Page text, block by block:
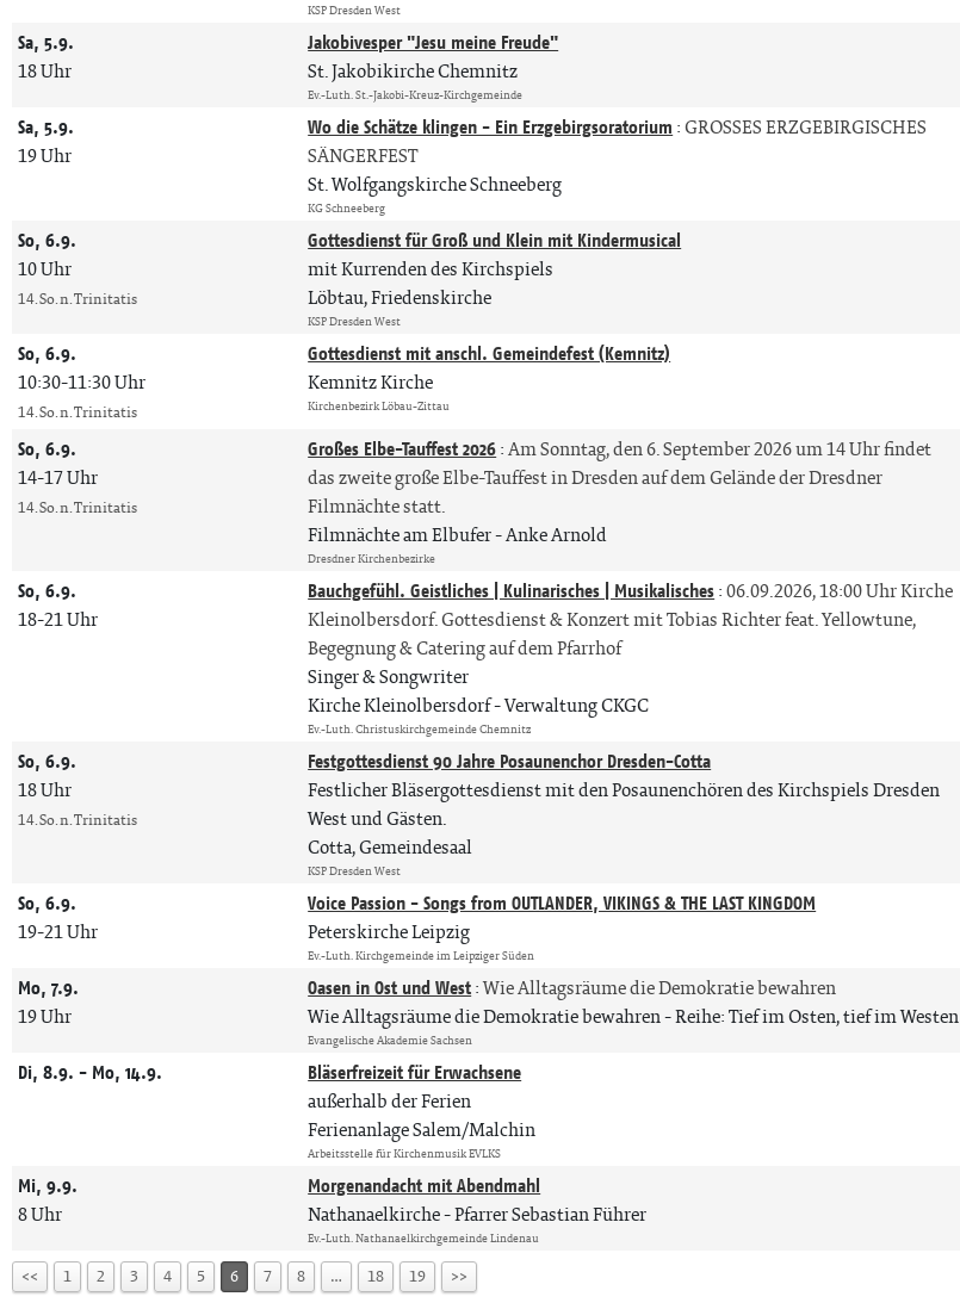
KSP Dresden West
Sa, 5.9.
18 Uhr
Jakobivesper "Jesu meine Freude"
St. Jakobikirche Chemnitz
Ev.-Luth. St.-Jakobi-Kreuz-Kirchgemeinde
Sa, 5.9.
19 Uhr
Wo die Schätze klingen - Ein Erzgebirgsoratorium :GROSSES ERZGEBIRGISCHES
SÄNGERFEST
St. Wolfgangskirche Schneeberg
KG Schneeberg
So, 6.9.
10 Uhr
14. So. n. Trinitatis
Gottesdienst für Groß und Klein mit Kindermusical
mit Kurrenden des Kirchspiels
Löbtau, Friedenskirche
KSP Dresden West
So, 6.9.
10:30-11:30 Uhr
14. So. n. Trinitatis
Gottesdienst mit anschl. Gemeindefest (Kemnitz)
Kemnitz Kirche
Kirchenbezirk Löbau-Zittau
So, 6.9.
14-17 Uhr
14. So. n. Trinitatis
Großes Elbe-Tauffest 2026:Am Sonntag, den 6. September 2026 um 14 Uhr findet
das zweite große Elbe-Tauffest in Dresden auf dem Gelände der Dresdner
Filmnächte statt.
Filmnächte am Elbufer Anke Arnold
Dresdner Kirchenbezirke
So, 6.9.
18-21 Uhr
Bauchgefühl. Geistliches | Kulinarisches | Musikalisches:06.09.2026, 18:00 Uhr Kirche
Kleinolbersdorf. Gottesdienst & Konzert mit Tobias Richter feat. Yellowtune,
Begegnung & Catering auf dem Pfarrhof
Singer & Songwriter
Kirche Kleinolbersdorf Verwaltung CKGC
Ev.-Luth. Christuskirchgemeinde Chemnitz
So, 6.9.
18 Uhr
14. So. n. Trinitatis
Festgottesdienst 90 Jahre Posaunenchor Dresden-Cotta
Festlicher Bläsergottesdienst mit den Posaunenchören des Kirchspiels Dresden
West und Gästen.
Cotta, Gemeindesaal
KSP Dresden West
So, 6.9.
19-21 Uhr
Voice Passion - Songs from OUTLANDER, VIKINGS & THE LAST KINGDOM
Peterskirche Leipzig
Ev.-Luth. Kirchgemeinde im Leipziger Süden
Mo, 7.9.
19 Uhr
Oasen in Ost und West:Wie Alltagsräume die Demokratie bewahren
Wie Alltagsräume die Demokratie bewahren - Reihe: Tief im Osten, tief im Westen
Evangelische Akademie Sachsen
Di, 8.9. - Mo, 14.9.
Bläserfreizeit für Erwachsene
außerhalb der Ferien
Ferienanlage Salem/Malchin
Arbeitsstelle für Kirchenmusik EVLKS
Mi, 9.9.
8 Uhr
Morgenandacht mit Abendmahl
Nathanaelkirche Pfarrer Sebastian Führer
Ev.-Luth. Nathanaelkirchgemeinde Lindenau
<< 1 2 3 4 5 6 7 8 … 18 19 >>